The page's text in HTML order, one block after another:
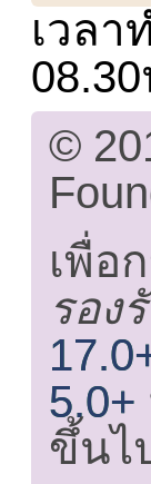
เวลา
©
เพื่อ
รอง
5.0+
ขึ้นไ